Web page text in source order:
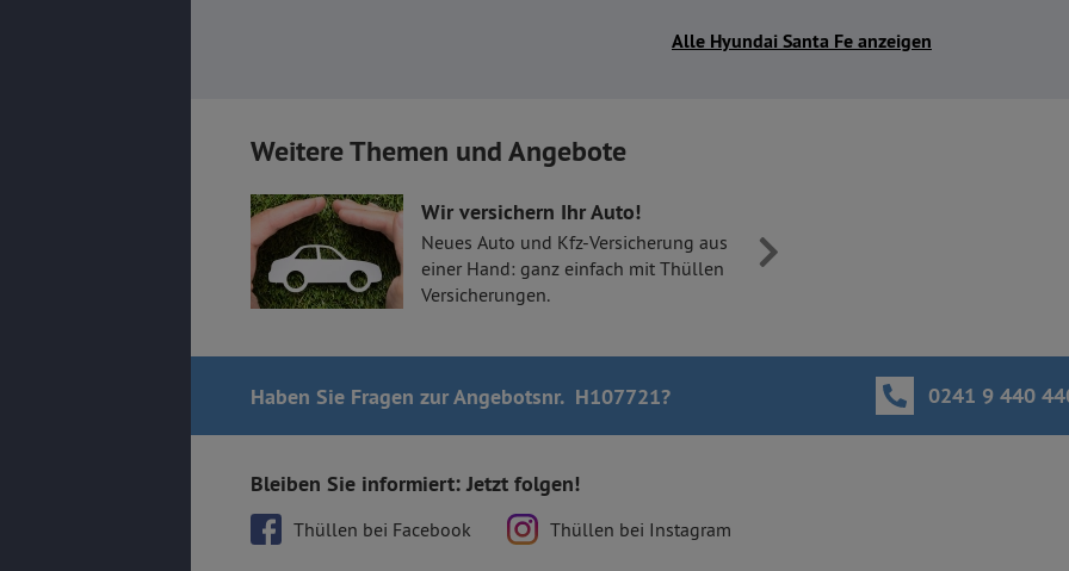
Alle Hyundai Santa Fe anzeigen
Weitere Themen und Angebote
Wir versichern Ihr Auto!
Neues Auto und Kfz-Versicherung aus
einer Hand: ganz einfach mit Thüllen
Versicherungen.
Haben Sie Fragen zur Angebotsnr. H107721? 0241 9 440
Bleiben Sie informiert: Jetzt folgen!
Thüllen bei Facebook Thüllen bei Instagram